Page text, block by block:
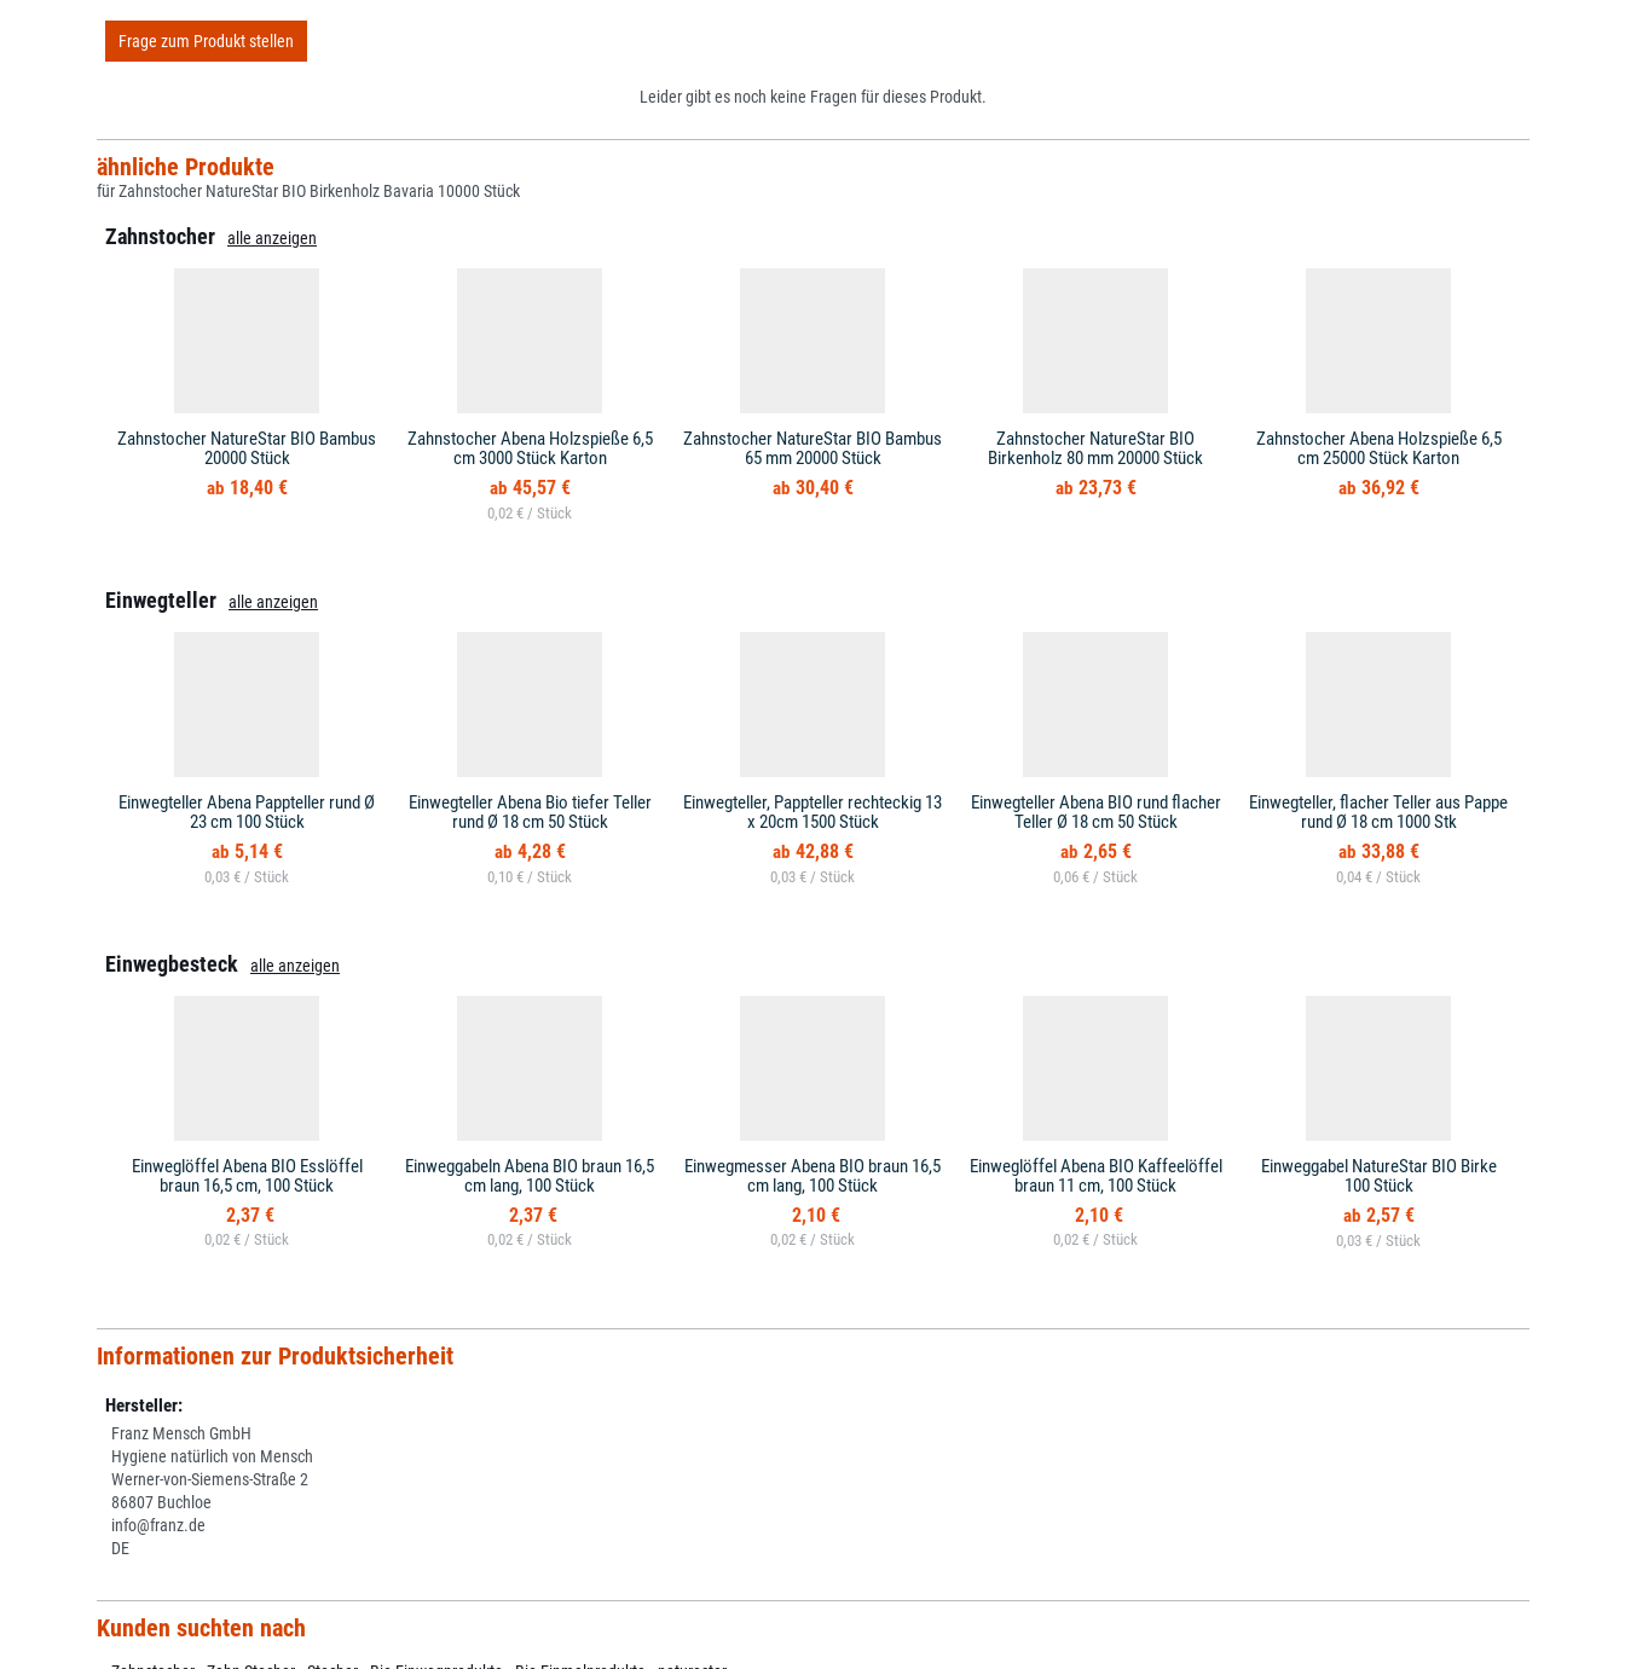
Frage zum Produkt stellen
Leider gibt es noch keine Fragen für dieses Produkt.
ähnliche Produkte
für Zahnstocher NatureStar BIO Birkenholz Bavaria 10000 Stück
Zahnstocher alle anzeigen
Zahnstocher NatureStar BIO Bambus
20000 Stück
18,40 €
Zahnstocher Abena Holzspieße 6,5
cm 3000 Stück Karton
45,57 €
0,02 € /
Zahnstocher NatureStar BIO Bambus
65 mm 20000 Stück
30,40 €
Zahnstocher NatureStar BIO
Birkenholz 80 mm 20000 Stück
23,73 €
Zahnstocher Abena Holzspieße 6,5
cm 25000 Stück Karton
36,92 €
Einwegteller alle anzeigen
Einwegteller Abena Pappteller rund Ø
23 cm 100 Stück
5,14 €
0,03 € /
Einwegteller Abena Bio tiefer Teller
rund Ø 18 cm 50 Stück
4,28 €
0,10 € /
Einwegteller, Pappteller rechteckig 13
x 20cm 1500 Stück
42,88 €
0,03 € /
Einwegteller Abena BIO rund flacher
Teller Ø 18 cm 50 Stück
2,65 €
0,06 € /
Einwegteller, flacher Teller aus Pappe
rund Ø 18 cm 1000 Stk
33,88 €
0,04 € /
Einwegbesteck alle anzeigen
Einweglöffel Abena BIO Esslöffel
braun 16,5 cm, 100 Stück
2,37 €
0,02 € /
Einweggabeln Abena BIO braun 16,5
cm lang, 100 Stück
2,37 €
0,02 € /
Einwegmesser Abena BIO braun 16,5
cm lang, 100 Stück
2,10 €
0,02 € /
Einweglöffel Abena BIO Kaffeelöffel
braun 11 cm, 100 Stück
2,10 €
0,02 € /
Einweggabel NatureStar BIO Birke
100 Stück
2,57 €
0,03 € /
Informationen zur Produktsicherheit
Hersteller:
Franz Mensch GmbH
Hygiene natürlich von Mensch
Werner-von-Siemens-Straße 2
86807 Buchloe
info@franz.de
DE
Kunden suchten nach